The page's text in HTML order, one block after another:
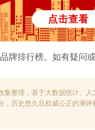
点击查看
品牌排行榜。如有疑问
整理，基于大数据统计、
历史悠久且权威公正的测